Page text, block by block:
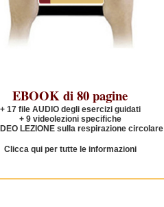
EBOOK di 80 pagine
+ 17 file AUDIO degli esercizi guidati
+ 9 videolezioni specifiche
LEZIONE sulla respirazione circolare
Clicca qui per tutte le informazioni